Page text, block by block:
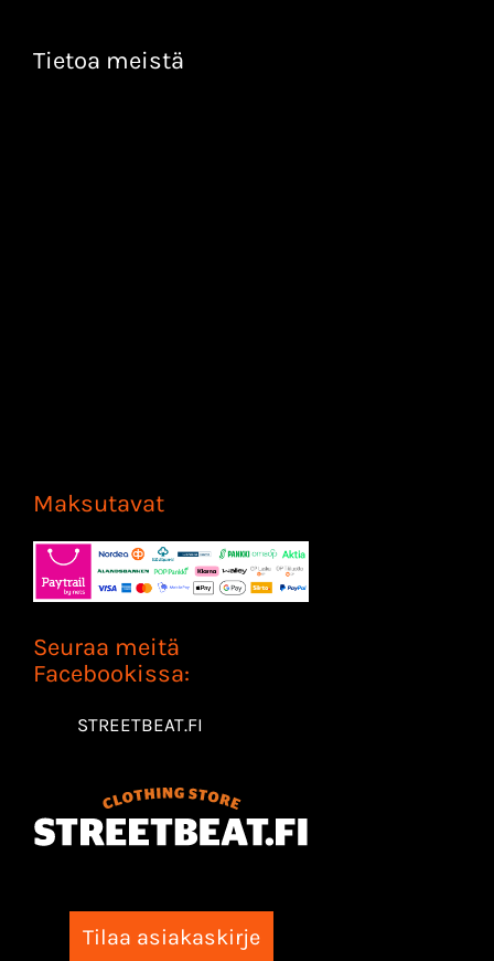
Tietoa meistä
Maksutavat
Seuraa meitä
Facebookissa:
STREETBEAT.FI